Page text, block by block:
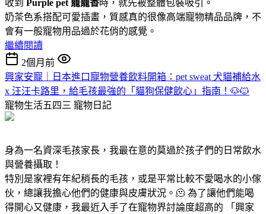
收到 Purple pet 寵寵香時，就先被整體包裝吸引。
奶茶色系搭配可愛插畫，質感真的很像高端寵物精品品牌，不
會有一般寵物用品過於花俏的感覺。
繼續閱讀
2個月前
興家安寵｜日本進口寵物營養飲料開箱：pet sweat 犬貓補給水
x 汪汪卡路里，給毛孩最強的「貓狗保健飲心」指南！🐶🐱
寵物生活五四三 寵物日記
身為一名資深毛孩家長，我最在意的莫過於孩子們的日常飲水
與營養攝取！
特別是家裡有年紀稍長的毛孩，或是平常比較不愛喝水的小傢
伙，總讓我擔心他們的健康與皮膚狀況。🫠 為了讓他們能喝
得開心又健康，我最近入手了在寵物界討論度超高的 「興家